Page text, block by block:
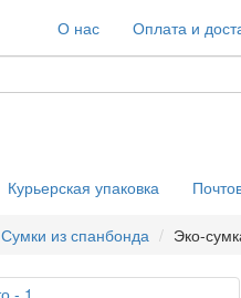
О нас Оплата и
Курьерская упаковка
Сумки из спанбонда Эко-